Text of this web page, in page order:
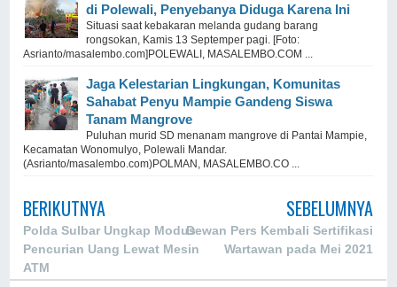
di Polewali, Penyebanya Diduga Karena Ini
Situasi saat kebakaran melanda gudang barang
rongsokan, Kamis 13 Septemper pagi. [Foto:
Asrianto/masalembo.com]POLEWALI, MASALEMBO.COM ...
Jaga Kelestarian Lingkungan, Komunitas
Sahabat Penyu Mampie Gandeng Siswa
Tanam Mangrove
Puluhan murid SD menanam mangrove di Pantai Mampie,
Kecamatan Wonomulyo, Polewali Mandar.
(Asrianto/masalembo.com)POLMAN, MASALEMBO.CO ...
BERIKUTNYA
Polda Sulbar Ungkap Modus
Pencurian Uang Lewat Mesin
ATM
SEBELUMNYA
Dewan Pers Kembali Sertifikasi
Wartawan pada Mei 2021